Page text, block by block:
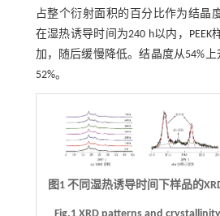
占整个衍射面积的百分比作为结晶
在湿热诱导时间为240 h以内，
加，随后缓慢降低。结晶度从54%上
52%。
图1 不同湿热诱导时间下样品的